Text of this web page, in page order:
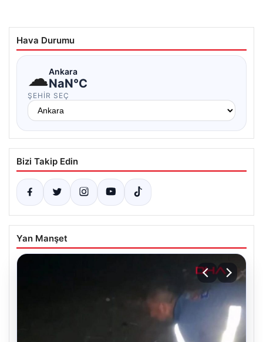
Hava Durumu
☁Ankara
NaN°C
ŞEHIR SEÇ
Bizi Takip Edin
Yan Manşet